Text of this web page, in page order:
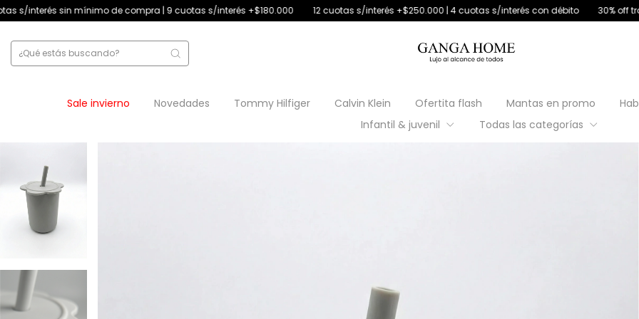
compra | 9 cuotas s/interés +$180.000 12 cuotas s/interés +$250.000 | 4 cuotas s/interés con débito 30% off transferencia 6
Sale invierno Novedades Tommy Hilfiger Calvin Klein Ofertita flash Mantas en promo
Infantil & juvenil
Todas las categorías